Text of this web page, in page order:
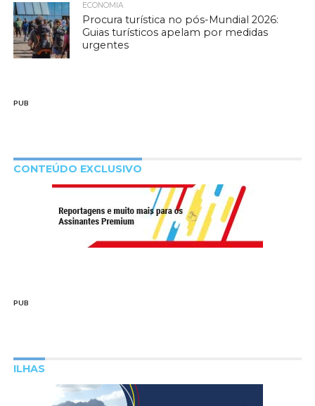
ECONOMIA
Procura turística no pós-Mundial 2026:
Guias turísticos apelam por medidas
urgentes
PUB
CONTEÚDO EXCLUSIVO
PUB
ILHAS